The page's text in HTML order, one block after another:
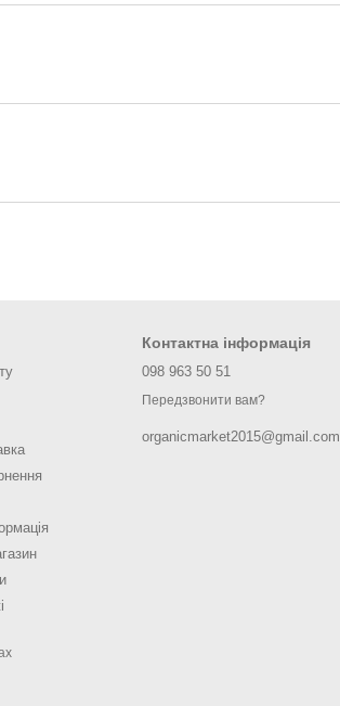
Контактна інформація
098 963 50 51
Передзвонити вам?
organicmarket2015@gmail.com